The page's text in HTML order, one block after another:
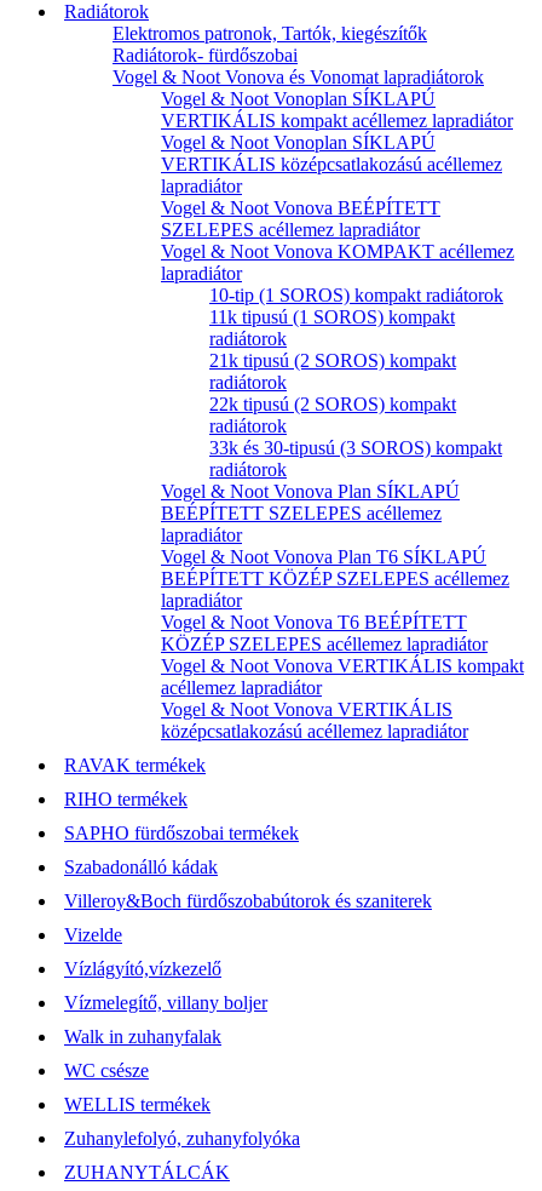
Radiátorok
Elektromos patronok, Tartók, kiegészítők
Radiátorok- fürdőszobai
Vogel & Noot Vonova és Vonomat lapradiátorok
Vogel & Noot Vonoplan SÍKLAPÚ
VERTIKÁLIS kompakt acéllemez lapradiátor
Vogel & Noot Vonoplan SÍKLAPÚ
VERTIKÁLIS középcsatlakozású acéllemez
lapradiátor
Vogel & Noot Vonova BEÉPÍTETT
SZELEPES acéllemez lapradiátor
Vogel & Noot Vonova KOMPAKT acéllemez
lapradiátor
10-tip (1 SOROS) kompakt radiátorok
11k tipusú (1 SOROS) kompakt
radiátorok
21k tipusú (2 SOROS) kompakt
radiátorok
22k tipusú (2 SOROS) kompakt
radiátorok
33k és 30-tipusú (3 SOROS) kompakt
radiátorok
Vogel & Noot Vonova Plan SÍKLAPÚ
BEÉPÍTETT SZELEPES acéllemez
lapradiátor
Vogel & Noot Vonova Plan T6 SÍKLAPÚ
BEÉPÍTETT KÖZÉP SZELEPES acéllemez
lapradiátor
Vogel & Noot Vonova T6 BEÉPÍTETT
KÖZÉP SZELEPES acéllemez lapradiátor
Vogel & Noot Vonova VERTIKÁLIS kompakt
acéllemez lapradiátor
Vogel & Noot Vonova VERTIKÁLIS
középcsatlakozású acéllemez lapradiátor
RAVAK termékek
RIHO termékek
SAPHO fürdőszobai termékek
Szabadonálló kádak
Villeroy&Boch fürdőszobabútorok és szaniterek
Vizelde
Vízlágyító,vízkezelő
Vízmelegítő, villany boljer
Walk in zuhanyfalak
WC csésze
WELLIS termékek
Zuhanylefolyó, zuhanyfolyóka
ZUHANYTÁLCÁK